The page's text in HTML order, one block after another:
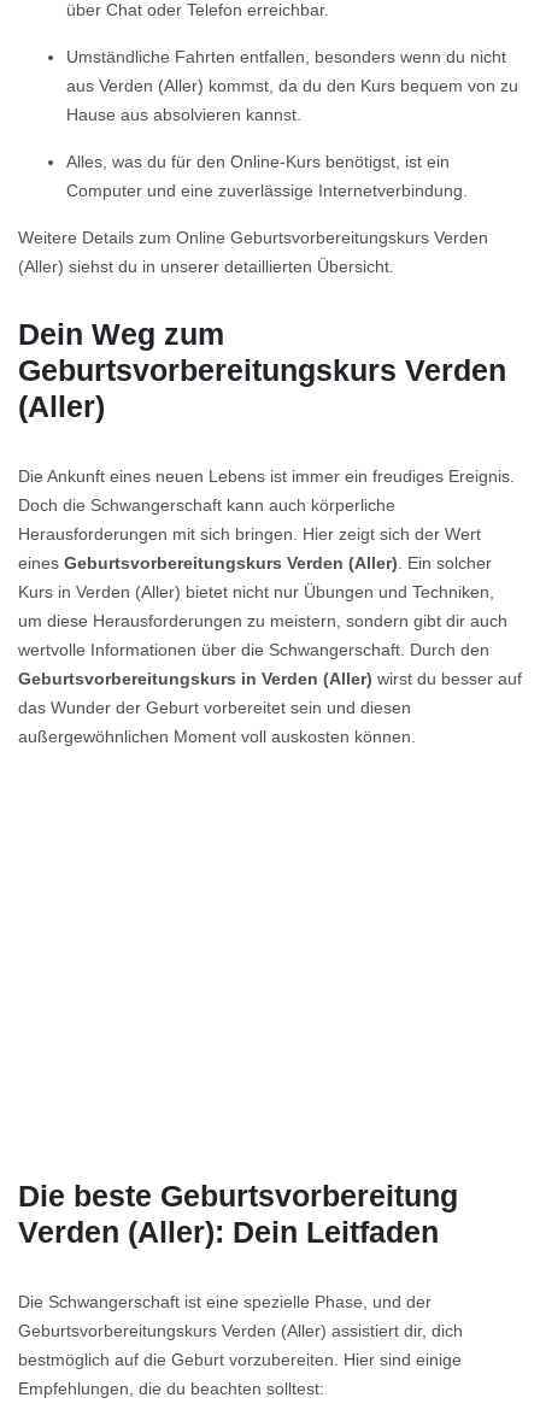
über Chat oder Telefon erreichbar.
Umständliche Fahrten entfallen, besonders wenn du nicht
aus Verden (Aller) kommst, da du den Kurs bequem von zu
Hause aus absolvieren kannst.
Alles, was du für den Online-Kurs benötigst, ist ein
Computer und eine zuverlässige Internetverbindung.
Weitere Details zum Online Geburtsvorbereitungskurs Verden
(Aller) siehst du in unserer detaillierten Übersicht.
Dein Weg zum
Geburtsvorbereitungskurs Verden
(Aller)
Die Ankunft eines neuen Lebens ist immer ein freudiges Ereignis.
Doch die Schwangerschaft kann auch körperliche
Herausforderungen mit sich bringen. Hier zeigt sich der Wert
eines Geburtsvorbereitungskurs Verden (Aller). Ein solcher
Kurs in Verden (Aller) bietet nicht nur Übungen und Techniken,
um diese Herausforderungen zu meistern, sondern gibt dir auch
wertvolle Informationen über die Schwangerschaft. Durch den
Geburtsvorbereitungskurs in Verden (Aller) wirst du besser auf
das Wunder der Geburt vorbereitet sein und diesen
außergewöhnlichen Moment voll auskosten können.
Die beste Geburtsvorbereitung
Verden (Aller): Dein Leitfaden
Die Schwangerschaft ist eine spezielle Phase, und der
Geburtsvorbereitungskurs Verden (Aller) assistiert dir, dich
bestmöglich auf die Geburt vorzubereiten. Hier sind einige
Empfehlungen, die du beachten solltest: